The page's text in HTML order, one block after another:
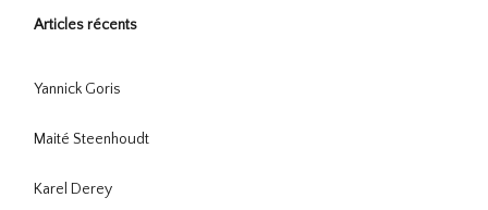
Articles récents
Yannick Goris
Maité Steenhoudt
Karel Derey